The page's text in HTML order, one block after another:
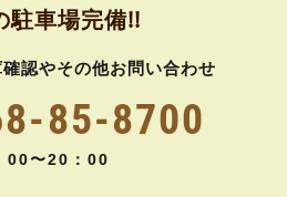
駐車場完備!!
認やその他お問い合わせ
85-8700
00〜20：00